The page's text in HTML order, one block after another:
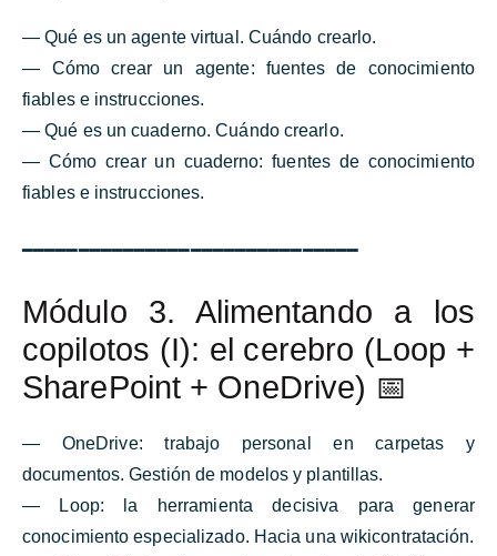
— Qué es un agente virtual. Cuándo crearlo.
— Cómo crear un agente: fuentes de conocimiento
fiables e instrucciones.
— Qué es un cuaderno. Cuándo crearlo.
— Cómo crear un cuaderno: fuentes de conocimiento
fiables e instrucciones.
━━━━━━━━━━━━━━━━━━━━━━━━━━━━━━
Módulo 3. Alimentando a los
copilotos (I): el cerebro (Loop +
SharePoint + OneDrive) 📅
— OneDrive: trabajo personal en carpetas y
documentos. Gestión de modelos y plantillas.
— Loop: la herramienta decisiva para generar
conocimiento especializado. Hacia una wikicontratación.